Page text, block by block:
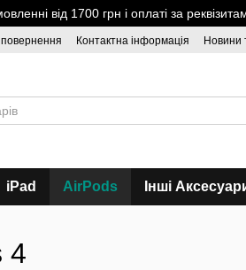
від 1700 грн і оплаті за
Контактна інформація Новини
iPad AirPods Інші
4